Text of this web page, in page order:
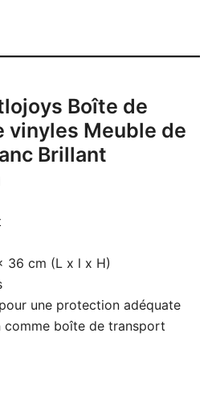
Boîte de
vinyles Meuble de
Brillant
36 cm (L x l x H)
une protection adéquate
comme boîte de transport